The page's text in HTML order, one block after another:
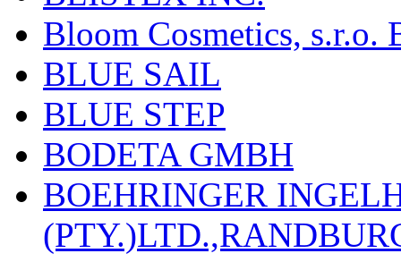
Bloom Cosmetics, s.r.o.
BLUE SAIL
BLUE STEP
BODETA GMBH
BOEHRINGER